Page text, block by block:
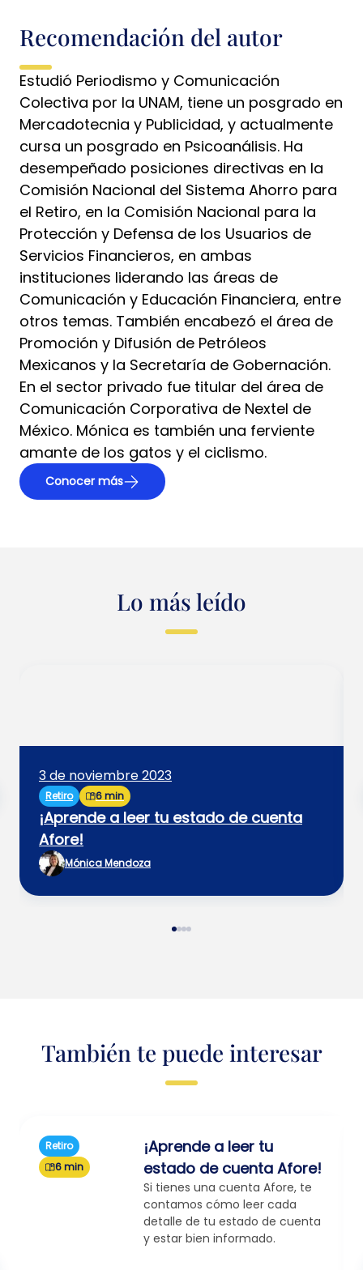
Recomendación del autor
Estudió Periodismo y Comunicación
Colectiva por la UNAM, tiene un posgrado en
Mercadotecnia y Publicidad, y actualmente
cursa un posgrado en Psicoanálisis. Ha
desempeñado posiciones directivas en la
Comisión Nacional del Sistema Ahorro para
el Retiro, en la Comisión Nacional para la
Protección y Defensa de los Usuarios de
Servicios Financieros, en ambas
instituciones liderando las áreas de
Comunicación y Educación Financiera, entre
otros temas. También encabezó el área de
Promoción y Difusión de Petróleos
Mexicanos y la Secretaría de Gobernación.
En el sector privado fue titular del área de
Comunicación Corporativa de Nextel de
México. Mónica es también una ferviente
amante de los gatos y el ciclismo.
Conocer más
Lo más leído
3 de noviembre 2023
Retiro 6 min
¡Aprende a leer tu estado de cuenta
Afore!
Mónica Mendoza
También te puede interesar
Retiro
6 min
¡Aprende a leer tu
estado de cuenta Afore!
Si tienes una cuenta Afore, te
contamos cómo leer cada
detalle de tu estado de cuenta
y estar bien informado.